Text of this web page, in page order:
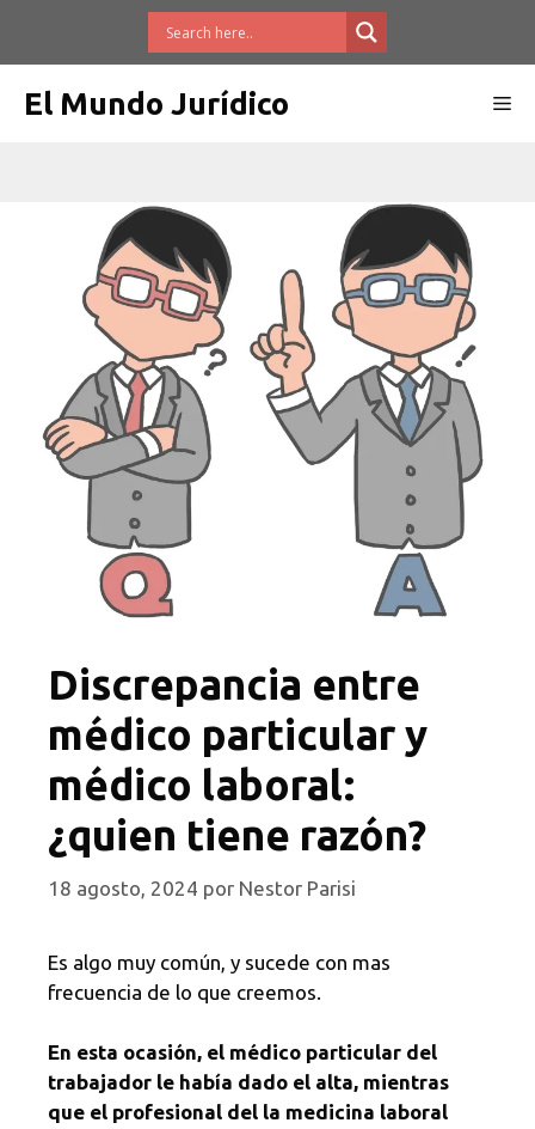
El Mundo Jurídico
Discrepancia entre
médico particular y
médico laboral:
¿quien tiene razón?
18 agosto, 2024 por Nestor Parisi
Es algo muy común, y sucede con mas
frecuencia de lo que creemos.
En esta ocasión, el médico particular del
trabajador le había dado el alta, mientras
que el profesional del la medicina laboral